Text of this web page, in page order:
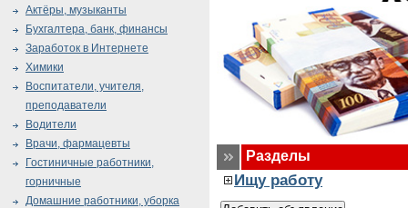
Разделы
Ищу работу
Актёры, музыканты
Бухгалтера, банк, финансы
Заработок в Интернете
Химики
Воспитатели, учителя,
преподаватели
Водители
Врачи, фармацевты
Гостиничные работники,
горничные
Домашние работники, уборка